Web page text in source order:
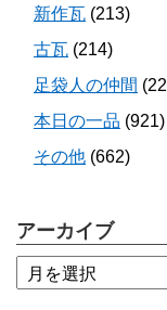
新作瓦 (213)
古瓦 (214)
足袋人の仲間
本日の一品 (921)
その他 (662)
アーカイブ